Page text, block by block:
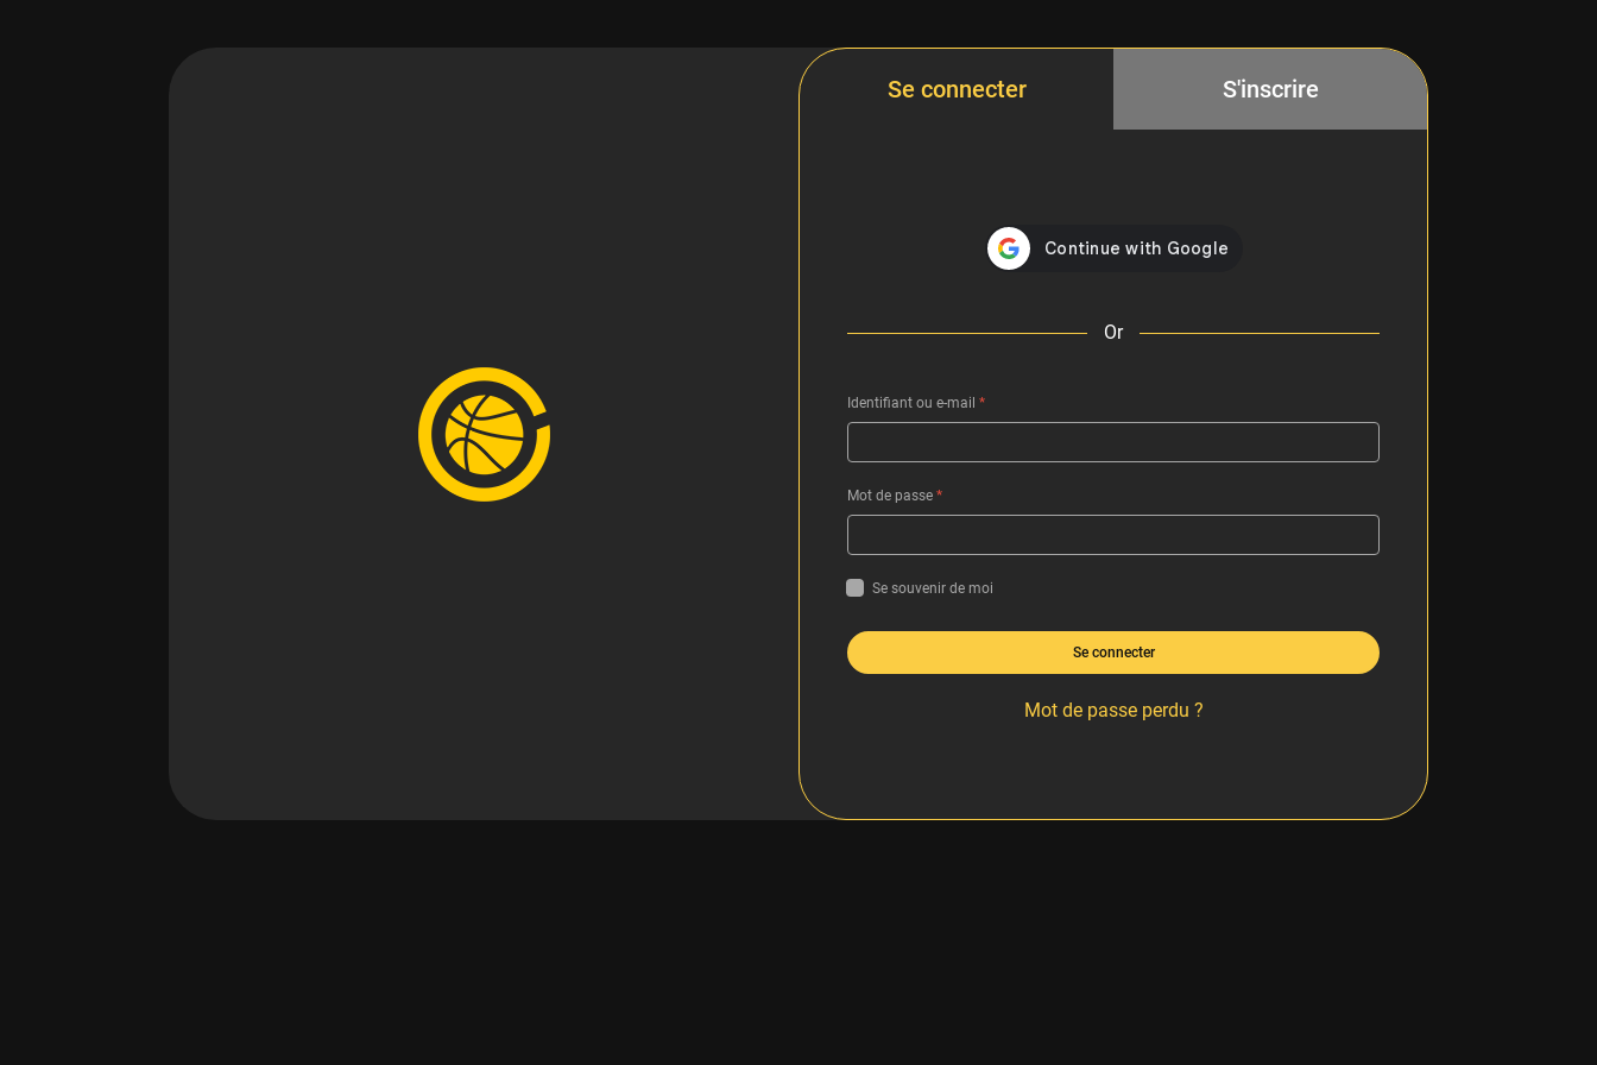
Se connecter S'inscrire
Or
Identifiant ou e-mail *
Mot de passe *
Se souvenir de moi
Se connecter
Mot de passe perdu ?